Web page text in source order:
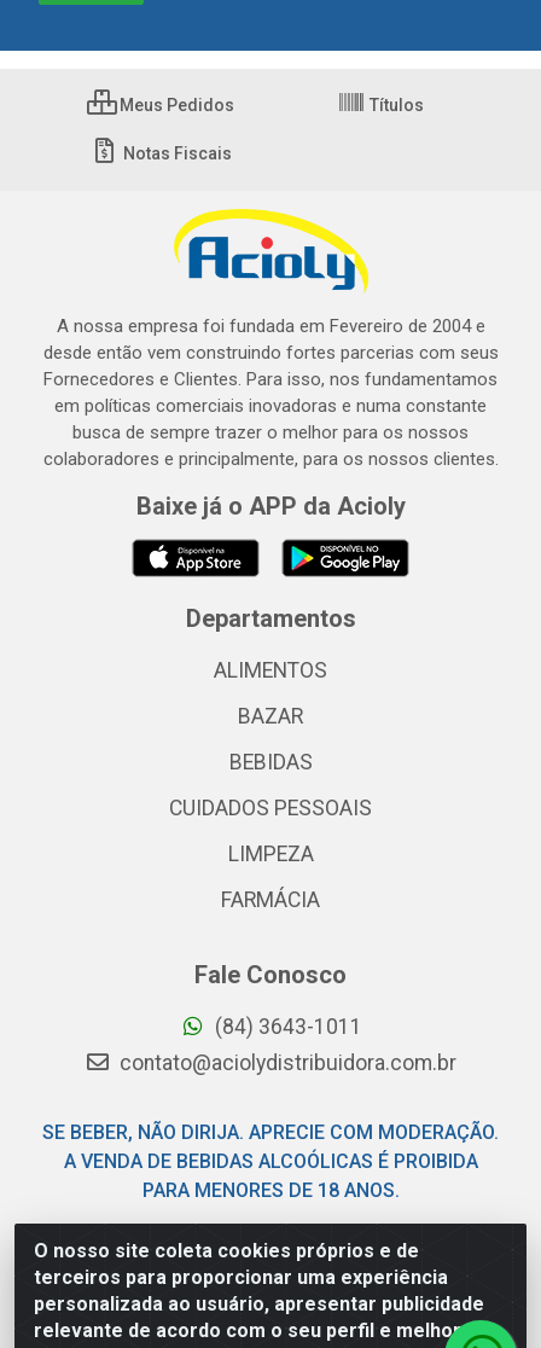
O nosso site coleta cookies próprios e de
terceiros para proporcionar uma experiência
personalizada ao usuário, apresentar publicidade
relevante de acordo com o seu perfil e melhorar a
Meus Pedidos Títulos
Notas Fiscais
A nossa empresa foi fundada em Fevereiro de 2004 e
desde então vem construindo fortes parcerias com seus
Fornecedores e Clientes. Para isso, nos fundamentamos
em políticas comerciais inovadoras e numa constante
busca de sempre trazer o melhor para os nossos
colaboradores e principalmente, para os nossos clientes.
Baixe já o APP da Acioly
Departamentos
ALIMENTOS
BAZAR
BEBIDAS
CUIDADOS PESSOAIS
LIMPEZA
FARMÁCIA
Fale Conosco
(84) 3643-1011
contato@aciolydistribuidora.com.br
SE BEBER, NÃO DIRIJA. APRECIE COM MODERAÇÃO.
A VENDA DE BEBIDAS ALCOÓLICAS É PROIBIDA
PARA MENORES DE 18 ANOS.
Acioly Distribuidora - Av Piloto Pereira Tim - Parque de
Exposições - Parnamirim/RN - CEP 59146-480 - CNPJ
06.029.901/0001-92